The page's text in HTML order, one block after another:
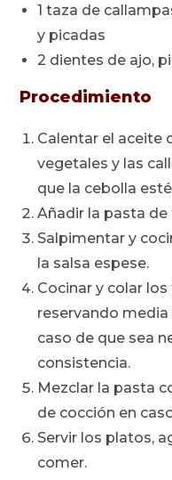
1 taza de
y picadas
2 dientes de ajo,
Procedimiento
Calentar el aceite
vegetales y las
que la cebolla
Añadir la pasta
Salpimentar y
la salsa espese.
Cocinar y colar
reservando media
caso de que sea
consistencia.
Mezclar la pasta
de cocción en
Servir los platos,
comer.